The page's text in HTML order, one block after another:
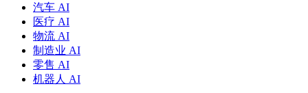
汽车 AI
医疗 AI
物流 AI
制造业 AI
零售 AI
机器人 AI